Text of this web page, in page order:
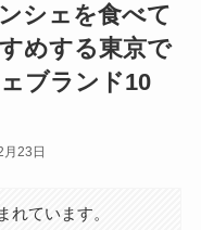
シェを食べて
めする東京で
ブランド10
23日
れています。